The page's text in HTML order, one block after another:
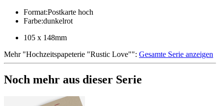
Format:Postkarte hoch
Farbe:dunkelrot
105 x 148mm
Mehr"Hochzeitspapeterie "Rustic Love"": Gesamte Serie anzeigen
Noch mehr aus dieser Serie